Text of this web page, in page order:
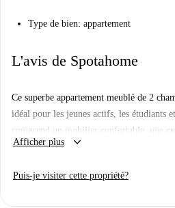
Type de bien: appartement
L'avis de Spotahome
Ce superbe appartement meublé de 2
idéal pour les jeunes actifs, les étudiants
comprend un mobilier confortable, une
équipements tels qu'un lave-linge et un
Afficher plus keyboard_arrow_down
Puis-je visiter cette propriété?